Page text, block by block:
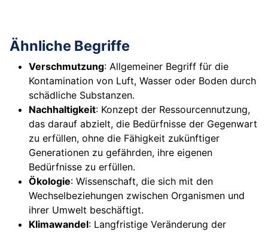
Ähnliche Begriffe
Verschmutzung: Allgemeiner Begriff für die
Kontamination von Luft, Wasser oder Boden durch
schädliche Substanzen.
Nachhaltigkeit: Konzept der Ressourcennutzung,
das darauf abzielt, die Bedürfnisse der Gegenwart
zu erfüllen, ohne die Fähigkeit zukünftiger
Generationen zu gefährden, ihre eigenen
Bedürfnisse zu erfüllen.
Ökologie: Wissenschaft, die sich mit den
Wechselbeziehungen zwischen Organismen und
ihrer Umwelt beschäftigt.
Klimawandel: Langfristige Veränderung der